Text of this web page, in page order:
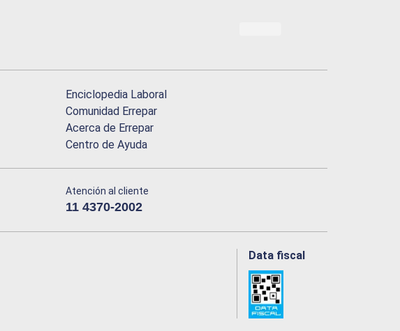
Enciclopedia Laboral
Comunidad Errepar
Acerca de Errepar
Centro de Ayuda
Atención al cliente
11 4370-2002
Data fiscal